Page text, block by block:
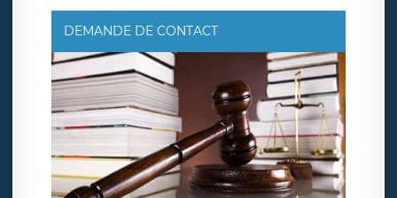
DEMANDE DE CONTACT